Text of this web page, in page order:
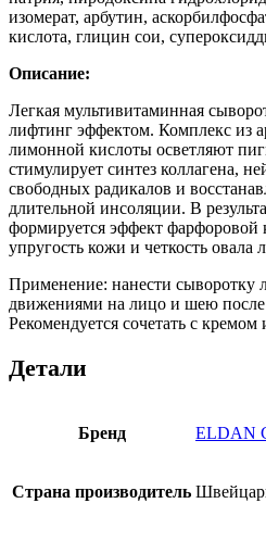
изомерат, арбутин,
кислота, глицин сои,
Описание:
Легкая мультивитаминная
лифтинг эффектом. Комплекс из
лимонной кислоты осветляют
стимулирует синтез коллагена,
свободных радикалов и
длительной инсоляции. В
формируется эффект
упругость кожи и четкость овала
Применение: нанести сыворотку
движениями на лицо и шею
Рекомендуется сочетать с кремом
Детали
Бренд ELDAN
Страна производитель